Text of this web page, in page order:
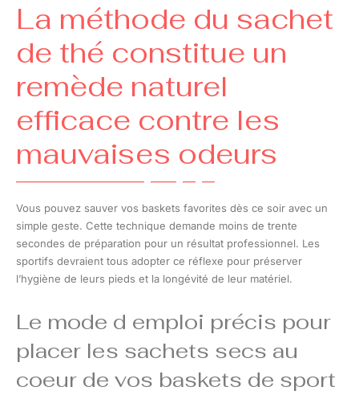
La méthode du sachet
de thé constitue un
remède naturel
efficace contre les
mauvaises odeurs
Vous pouvez sauver vos baskets favorites dès ce soir avec un
simple geste. Cette technique demande moins de trente
secondes de préparation pour un résultat professionnel. Les
sportifs devraient tous adopter ce réflexe pour préserver
l’hygiène de leurs pieds et la longévité de leur matériel.
Le mode d emploi précis pour
placer les sachets secs au
coeur de vos baskets de sport